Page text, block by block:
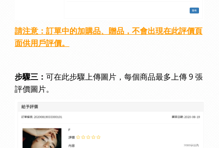
請注意：訂單中的加購品、贈品，不會出現在此評價頁
面供用戶評價。
步驟三： 可在此步驟上傳圖片，每個商品最多上傳 9 張
評價圖片。